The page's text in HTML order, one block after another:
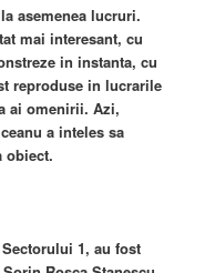
asemenea lucruri.
mai interesant, cu
in instanta, cu
reproduse in lucrarile
ai omenirii. Azi,
a inteles sa
obiect.
1, au fost